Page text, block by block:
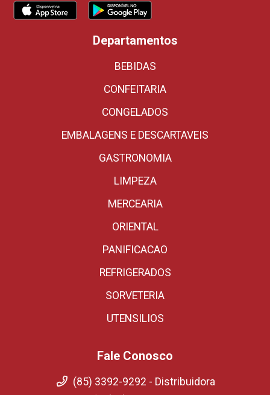
Departamentos
BEBIDAS
CONFEITARIA
CONGELADOS
EMBALAGENS E DESCARTAVEIS
GASTRONOMIA
LIMPEZA
MERCEARIA
ORIENTAL
PANIFICACAO
REFRIGERADOS
SORVETERIA
UTENSILIOS
Fale Conosco
(85) 3392-9292 - Distribuidora